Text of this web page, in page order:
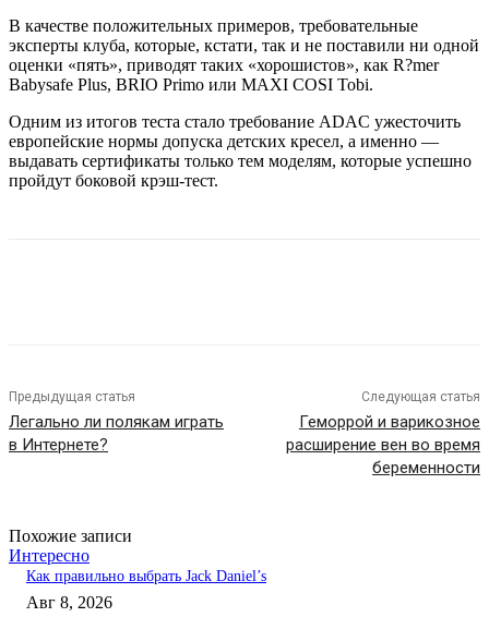
В качестве положительных примеров, требовательные
эксперты клуба, которые, кстати, так и не поставили ни одной
оценки «пять», приводят таких «хорошистов», как R?mer
Babysafe Plus, BRIO Primo или MAXI COSI Tobi.
Одним из итогов теста стало требование ADAC ужесточить
европейские нормы допуска детских кресел, а именно —
выдавать сертификаты только тем моделям, которые успешно
пройдут боковой крэш-тест.
Предыдущая статья
Легально ли полякам играть
в Интернете?
Следующая статья
Геморрой и варикозное
расширение вен во время
беременности
Похожие записи
Интересно
Как правильно выбрать Jack Daniel’s
Авг 8, 2026